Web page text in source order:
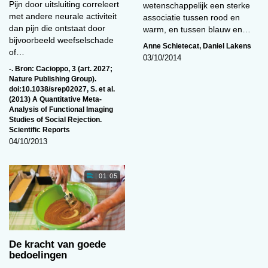
onderschatten die zij zelf uitvoeren. Dit bleek
ook het geval als wij moeten nagaan of
bijvoorbeeld een isoleercel marteling is.
De onderzoekers vonden één lichtpuntje: als wij
zelf blootgesteld zijn aan zo’n techniek, kunnen
wij er een betere inschatting van maken. Dat
bleek uit een serie experimenten. Proefpersonen
moesten bijvoorbeeld een tijdje hun linkerhand
in ijswater houden. Als hun vlak daarna
gevraagd werd of het blootstellen van
gevangenen aan lage temperaturen marteling
was, antwoordden zij daar vaker bevestigend
op. Ook vonden ze deze techniek vaker ethisch
onverantwoord.
Maar dit lichtpuntje bleek geen reden voor al te
hoopvolle verwachtingen. Want als er slechts
tien minuten waren verstreken tussen de (zeer
Pijn door uitsluiting correleert
met andere neurale activiteit
dan pijn die ontstaat door
bijvoorbeeld weefselschade
of…
-. Bron: Cacioppo, 3 (art. 2027;
Nature Publishing Group).
doi:10.1038/srep02027, S. et al.
(2013) A Quantitative Meta-
Analysis of Functional Imaging
Studies of Social Rejection.
Scientific Reports
04/10/2013
wetenschappelijk een sterke
associatie tussen rood en
warm, en tussen blauw en…
Anne Schietecat, Daniel Lakens
03/10/2014
01:05
De kracht van goede
bedoelingen